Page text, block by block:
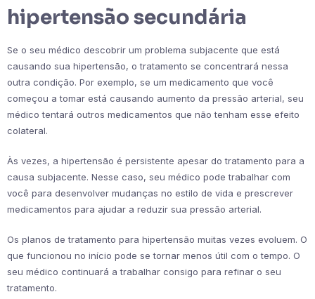
hipertensão secundária
Se o seu médico descobrir um problema subjacente que está
causando sua hipertensão, o tratamento se concentrará nessa
outra condição. Por exemplo, se um medicamento que você
começou a tomar está causando aumento da pressão arterial, seu
médico tentará outros medicamentos que não tenham esse efeito
colateral.
Às vezes, a hipertensão é persistente apesar do tratamento para a
causa subjacente. Nesse caso, seu médico pode trabalhar com
você para desenvolver mudanças no estilo de vida e prescrever
medicamentos para ajudar a reduzir sua pressão arterial.
Os planos de tratamento para hipertensão muitas vezes evoluem. O
que funcionou no início pode se tornar menos útil com o tempo. O
seu médico continuará a trabalhar consigo para refinar o seu
tratamento.